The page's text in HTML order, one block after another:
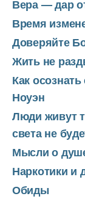
Вера — дар
Время
Доверяйте
Жить не
Как
Ноуэн
Люди живут
света не
Мысли о
Наркотики и
Обиды